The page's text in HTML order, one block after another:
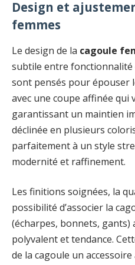
Design et
femmes
Le design de la cagoule
subtile entre fonctionnalité
sont pensés pour épouser
avec une coupe affinée qui
garantissant un maintien
déclinée en plusieurs
parfaitement à un style
modernité et raffinement.
Les finitions soignées, la
possibilité d’associer la
(écharpes, bonnets, gants)
polyvalent et tendance.
de la cagoule un